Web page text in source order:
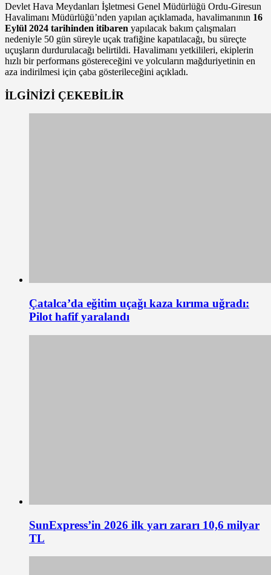
Devlet Hava Meydanları İşletmesi Genel Müdürlüğü Ordu-Giresun
Havalimanı Müdürlüğü’nden yapılan açıklamada, havalimanının 16
Eylül 2024 tarihinden itibaren yapılacak bakım çalışmaları
nedeniyle 50 gün süreyle uçak trafiğine kapatılacağı, bu süreçte
uçuşların durdurulacağı belirtildi. Havalimanı yetkilileri, ekiplerin
hızlı bir performans göstereceğini ve yolcuların mağduriyetinin en
aza indirilmesi için çaba gösterileceğini açıkladı.
İLGİNİZİ ÇEKEBİLİR
Çatalca’da eğitim uçağı kaza kırıma uğradı:
Pilot hafif yaralandı
SunExpress’in 2026 ilk yarı zararı 10,6 milyar
TL